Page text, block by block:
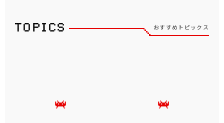
おすすめトピックス